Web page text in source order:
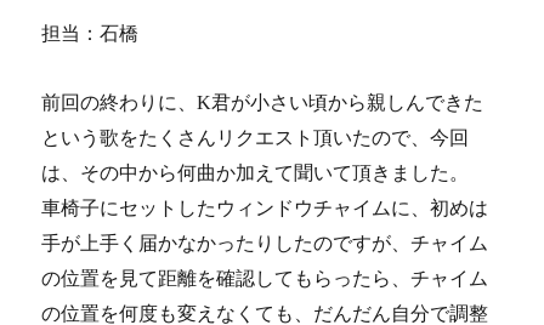
担当：石橋
前回の終わりに、K君が小さい頃から親しんできた
という歌をたくさんリクエスト頂いたので、今回
は、その中から何曲か加えて聞いて頂きました。
車椅子にセットしたウィンドウチャイムに、初めは
手が上手く届かなかったりしたのですが、チャイム
の位置を見て距離を確認してもらったら、チャイム
の位置を何度も変えなくても、だんだん自分で調整